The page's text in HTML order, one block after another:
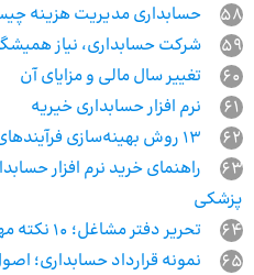
58
حسابداری مدیریت هزینه
59
شرکت حسابداری، نیاز
60
تغییر سال مالی و مزایای آن
61
نرم افزار حسابداری خیریه
62
63
راهنمای خرید نرم افزار
پزشکی
64
تحریر دفتر مشاغل؛ 10 نکته مهم که باید رعایت کنید
65
نمونه قرارداد حسابداری؛